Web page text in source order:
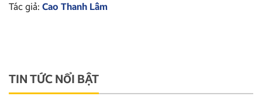
Tác giả: Cao Thanh Lâm
TIN TỨC NỔI BẬT